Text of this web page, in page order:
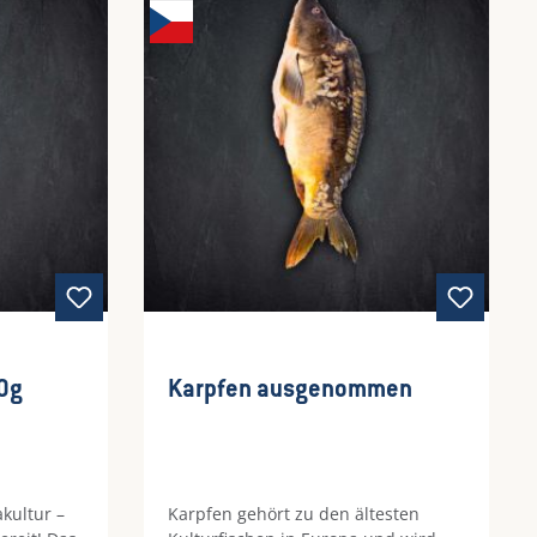
von 4.94 von 5 Sternen
–
Karpfen ausgenommen
Karpfen gehört zu den ältesten